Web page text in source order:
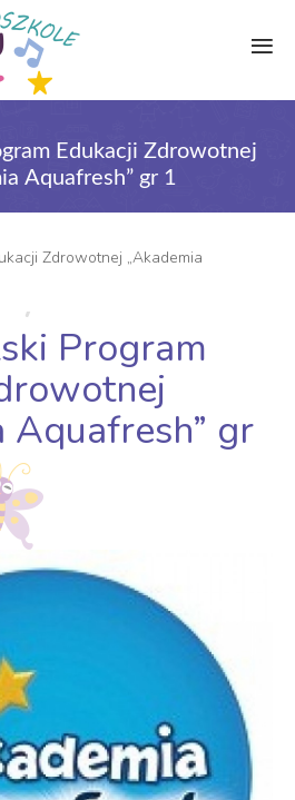
Edukacji Zdrowotnej
Aquafresh” gr 1
Zdrowotnej „Akademia
Program
Aquafresh” gr